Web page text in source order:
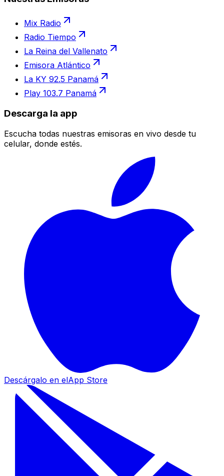
Mix Radio
Radio Tiempo
La Reina del Vallenato
Emisora Atlántico
La KY 92.5 Panamá
Play 103.7 Panamá
Descarga la app
Escucha todas nuestras emisoras en vivo desde tu
celular, donde estés.
Descárgalo en elApp Store